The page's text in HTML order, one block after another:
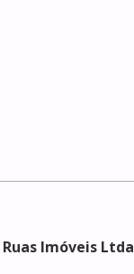
Ruas Imóveis Ltda